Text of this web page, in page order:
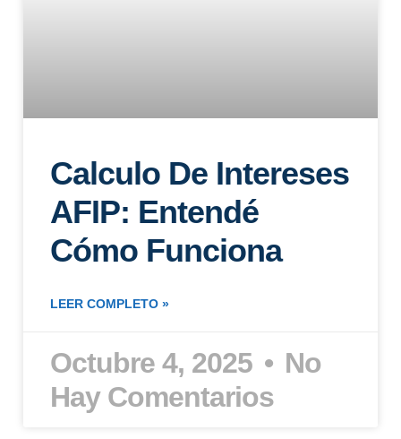
Calculo De Intereses
AFIP: Entendé
Cómo Funciona
LEER COMPLETO »
Octubre 4, 2025
No
Hay Comentarios